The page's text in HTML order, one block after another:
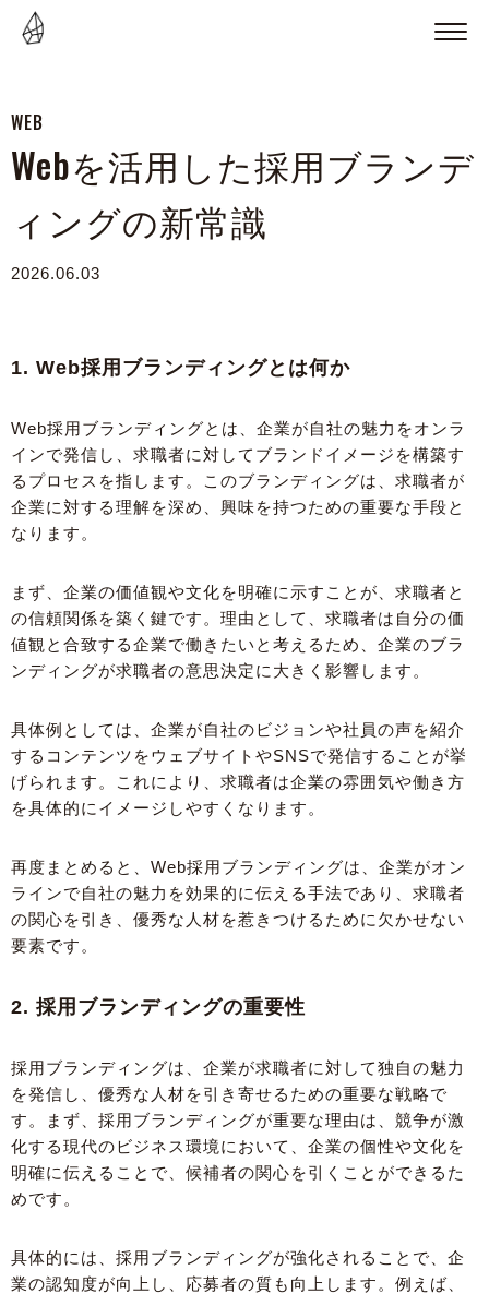
WEB
Webを活用した採用ブランデ
ィングの新常識
2026.06.03
1. Web採用ブランディングとは何か
Web採用ブランディングとは、企業が自社の魅力をオンラ
インで発信し、求職者に対してブランドイメージを構築す
るプロセスを指します。このブランディングは、求職者が
企業に対する理解を深め、興味を持つための重要な手段と
なります。
まず、企業の価値観や文化を明確に示すことが、求職者と
の信頼関係を築く鍵です。理由として、求職者は自分の価
値観と合致する企業で働きたいと考えるため、企業のブラ
ンディングが求職者の意思決定に大きく影響します。
具体例としては、企業が自社のビジョンや社員の声を紹介
するコンテンツをウェブサイトやSNSで発信することが挙
げられます。これにより、求職者は企業の雰囲気や働き方
を具体的にイメージしやすくなります。
再度まとめると、Web採用ブランディングは、企業がオン
ラインで自社の魅力を効果的に伝える手法であり、求職者
の関心を引き、優秀な人材を惹きつけるために欠かせない
要素です。
2. 採用ブランディングの重要性
採用ブランディングは、企業が求職者に対して独自の魅力
を発信し、優秀な人材を引き寄せるための重要な戦略で
す。まず、採用ブランディングが重要な理由は、競争が激
化する現代のビジネス環境において、企業の個性や文化を
明確に伝えることで、候補者の関心を引くことができるた
めです。
具体的には、採用ブランディングが強化されることで、企
業の認知度が向上し、応募者の質も向上します。例えば、